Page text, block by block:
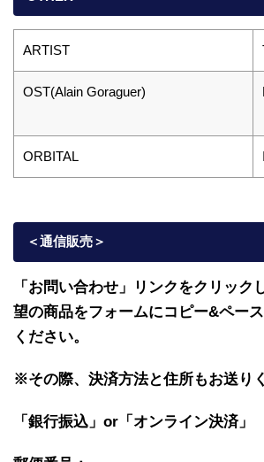
ARTIST
OST(Alain Goraguer)
ORBITAL
＜通信販売＞
「お問い合わせ」リンクをクリックし
望の商品をフォームにコピー&ペー
ください。
※その際、決済方法と住所もお送り
「銀行振込」or「 オンライン決済」